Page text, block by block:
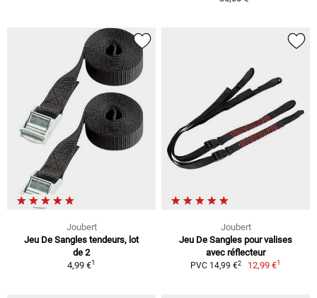
Joubert
Jeu De Sangles tendeurs, lot
de 2
4,99 €1
Joubert
Jeu De Sangles pour valises
avec réflecteur
PVC 14,99 €2 12,99 €1